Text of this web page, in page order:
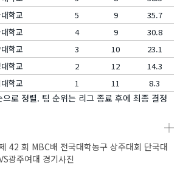
학교 5 9
35.7
학교 4 9
30.8
학교 3 10
23.1
학교 2 12
14.3
학교 1 11 8.3
로 정렬. 팀 순위는 리그 종료 후에 최종 결정
┼
42 회 MBC배 전국대학농구 상주대회 단국대
광주여대 경기사진